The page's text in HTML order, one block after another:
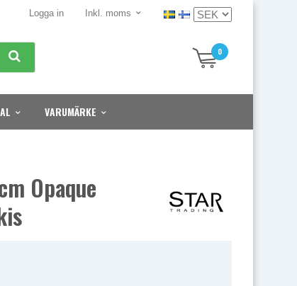
Logga in Inkl. moms
0
VARUMÄRKE
Opaque